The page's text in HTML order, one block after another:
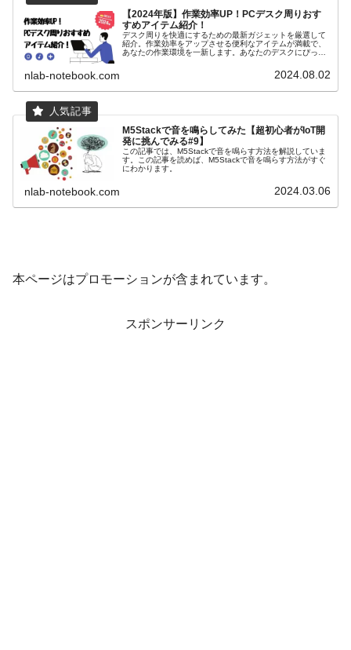
【2024年版】作業効率UP！PCデスク周りおす
すめアイテム紹介！
デスク周りを快適にするための最新ガジェットを厳選して
紹介。作業効率をアップさせる便利なアイテムが満載で、
あなたの作業環境を一新します。あなたのデスクにぴった
nlab-notebook.com 2024.08.02
M5Stackで音を鳴らしてみた【超初心者がIoT開
発に挑んでみる#9】
この記事では、M5Stackで音を鳴らす方法を解説していま
す。この記事を読めば、M5Stackで音を鳴らす方法がすぐ
にわかります。
nlab-notebook.com 2024.03.06
本ページはプロモーションが含まれています。
スポンサーリンク